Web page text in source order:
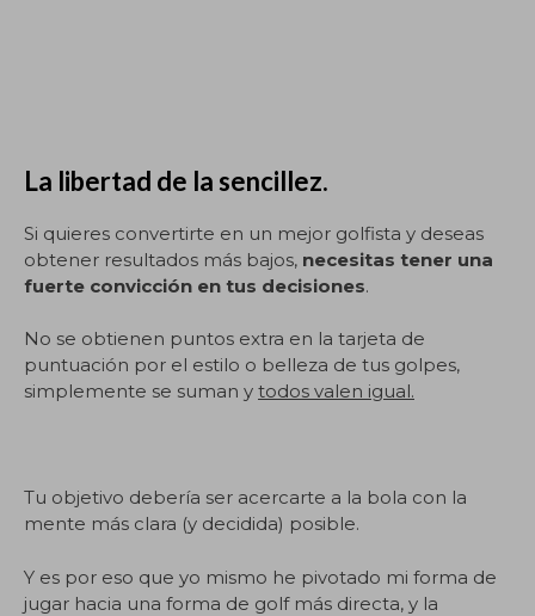
La libertad de la sencillez.
Si quieres convertirte en un mejor golfista y deseas
obtener resultados más bajos, necesitas tener una
fuerte convicción en tus decisiones.
No se obtienen puntos extra en la tarjeta de
puntuación por el estilo o belleza de tus golpes,
simplemente se suman y todos valen igual.
Tu objetivo debería ser acercarte a la bola con la
mente más clara (y decidida) posible.
Y es por eso que yo mismo he pivotado mi forma de
jugar hacia una forma de golf más directa, y la